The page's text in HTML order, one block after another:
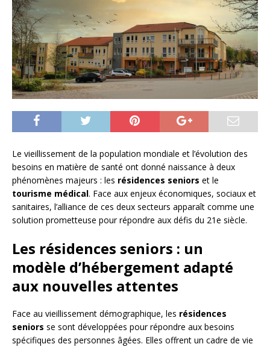
Le vieillissement de la population mondiale et l’évolution des
besoins en matière de santé ont donné naissance à deux
phénomènes majeurs : les résidences seniors et le
tourisme médical. Face aux enjeux économiques, sociaux et
sanitaires, l’alliance de ces deux secteurs apparaît comme une
solution prometteuse pour répondre aux défis du 21e siècle.
Les résidences seniors : un
modèle d’hébergement adapté
aux nouvelles attentes
Face au vieillissement démographique, les résidences
seniors se sont développées pour répondre aux besoins
spécifiques des personnes âgées. Elles offrent un cadre de vie